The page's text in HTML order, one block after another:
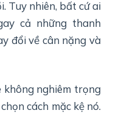
Tuy nhiên, bất cứ ai
cả những thanh
đổi về cân nặng và
không nghiêm trọng
cách mặc kệ nó.